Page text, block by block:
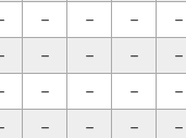
－ － － －
－ － － －
－ － － －
－ － － －